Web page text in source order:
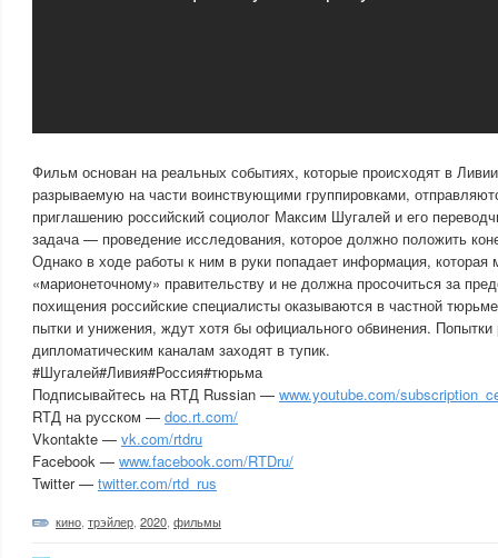
Фильм основан на реальных событиях, которые происходят в
разрываемую на части воинствующими группировками,
приглашению российский социолог Максим Шугалей и его
задача — проведение исследования, которое должно положить
Однако в ходе работы к ним в руки попадает информация, которая
«марионеточному» правительству и не должна просочиться за
похищения российские специалисты оказываются в частной
пытки и унижения, ждут хотя бы официального обвинения.
дипломатическим каналам заходят в тупик.
#Шугалей#Ливия#Россия#тюрьма
Подписывайтесь на RTД Russian — www.youtube.com/
RTД на русском — doc.rt.com/
Vkontakte — vk.com/rtdru
Facebook — www.facebook.com/RTDru/
Twitter — twitter.com/rtd_rus
кино трэйлер 2020 фильмы